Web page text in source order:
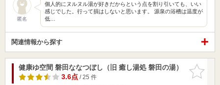
匿名
個人的にヌルヌル湯が好きだからという点を割り引いても、いい
感じでした。行って損はしないと思います。 源泉の浴槽は温度が
低…
関連情報から探す
お気に入
りに追加
健康ゆ空間 磐田ななつぼし（旧 癒し湯処 磐田の湯）
3.6点/ 25 件